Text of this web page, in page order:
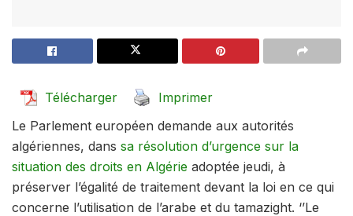
Télécharger
Imprimer
Le Parlement européen demande aux autorités
algériennes, dans sa résolution d’urgence sur la
situation des droits en Algérie adoptée jeudi, à
préserver l’égalité de traitement devant la loi en ce qui
concerne l’utilisation de l’arabe et du tamazight. ‘’Le